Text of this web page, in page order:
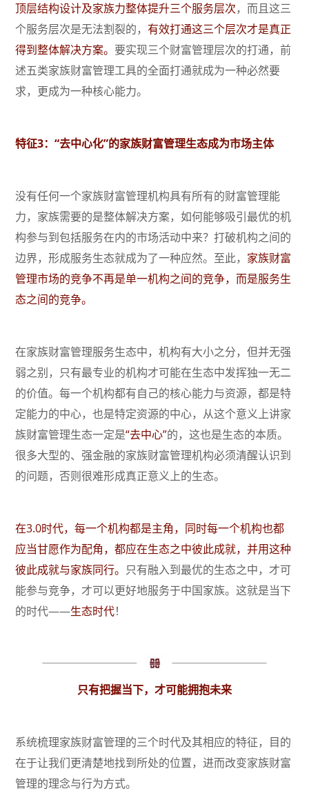
顶层结构设计及家族力整体提升三个服务层次，而且这三
个服务层次是无法割裂的，有效打通这三个层次才是真正
得到整体解决方案。 要实现三个财富管理层次的打通，前
述五类家族财富管理工具的全面打通就成为一种必然要
求，更成为一种核心能力。
特征3：“去中心化”的家族财富管理生态成为市场主体
没有任何一个家族财富管理机构具有所有的财富管理能
力，家族需要的是整体解决方案，如何能够吸引最优的机
构参与到包括服务在内的市场活动中来？打破机构之间的
边界，形成服务生态就成为了一种应然。至此， 家族财富
管理市场的竞争不再是单一机构之间的竞争，而是服务生
态之间的竞争。
在家族财富管理服务生态中，机构有大小之分，但并无强
弱之别，只有最专业的机构才可能在生态中发挥独一无二
的价值。每一个机构都有自己的核心能力与资源，都是特
定能力的中心，也是特定资源的中心，从这个意义上讲家
族财富管理生态一定是“去中心”的，这也是生态的本质。
很多大型的、强金融的家族财富管理机构必须清醒认识到
的问题，否则很难形成真正意义上的生态。
在3.0时代，每一个机构都是主角，同时每一个机构也都
应当甘愿作为配角，都应在生态之中彼此成就，并用这种
彼此成就与家族同行。 只有融入到最优的生态之中，才可
能参与竞争，才可以更好地服务于中国家族。这就是当下
的时代——生态时代！
只有把握当下，才可能拥抱未来
系统梳理家族财富管理的三个时代及其相应的特征，目的
在于让我们更清楚地找到所处的位置，进而改变家族财富
管理的理念与行为方式。